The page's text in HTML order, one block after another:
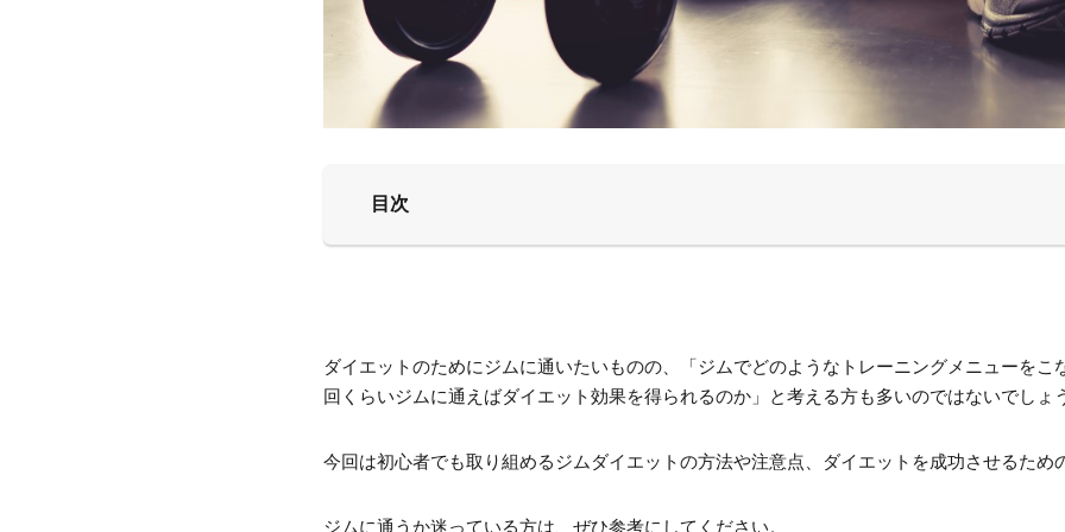
目次
ダイエットのためにジムに通いたいものの、「ジムでどのようなトレーニングメニューをこ
回くらいジムに通えばダイエット効果を得られるのか」と考える方も多いのではないでしょ
今回は初心者でも取り組めるジムダイエットの方法や注意点、ダイエットを成功させるため
ジムに通うか迷っている方は、ぜひ参考にしてください。